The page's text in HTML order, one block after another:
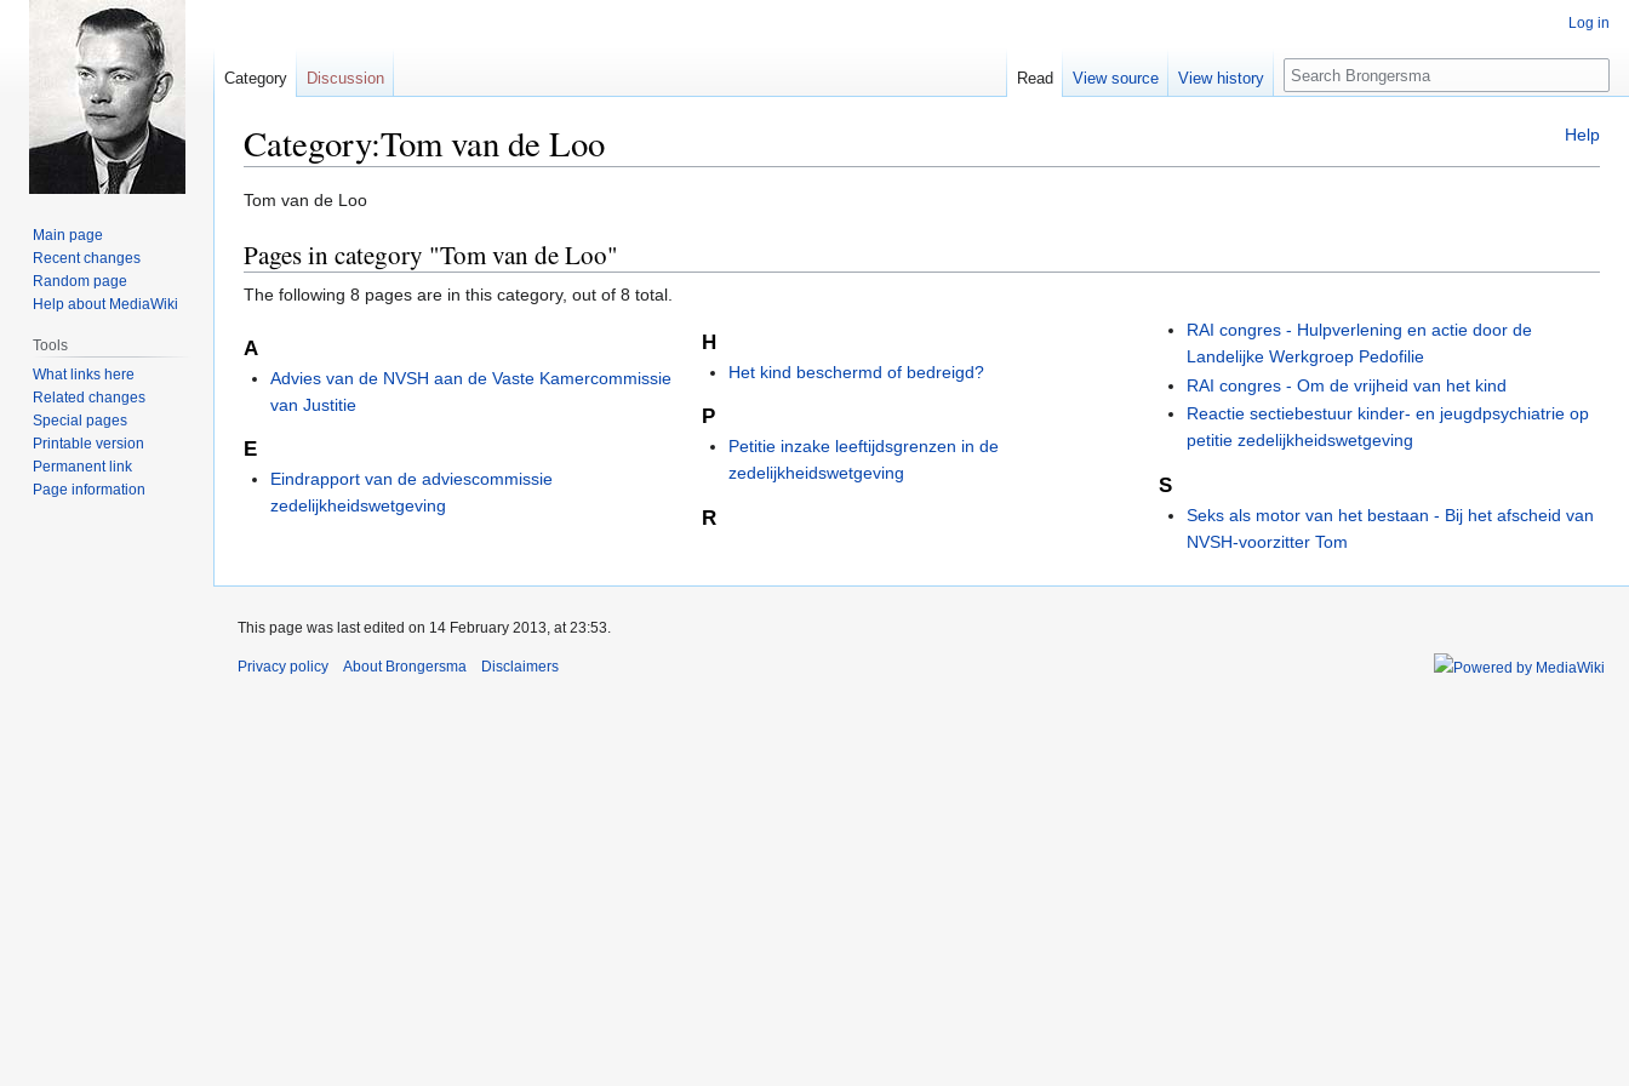
Help
Category:Tom van de Loo
Jump
navigation
Jump
search
Tom van de Loo
Pages in category "Tom van de Loo"
The following 8 pages are in this category, out of 8 total.
A
Advies van de NVSH aan de Vaste Kamercommissie
van Justitie
E
Eindrapport van de adviescommissie
zedelijkheidswetgeving
H
Het kind beschermd of bedreigd?
P
Petitie inzake leeftijdsgrenzen in de
zedelijkheidswetgeving
R
RAI congres - Hulpverlening en actie door de
Landelijke Werkgroep Pedofilie
RAI congres - Om de vrijheid van het kind
Reactie sectiebestuur kinder- en jeugdpsychiatrie op
petitie zedelijkheidswetgeving
S
Seks als motor van het bestaan - Bij het afscheid van
NVSH-voorzitter Tom
Log in
Category Discussion Read View source View history Search
Main page
Recent changes
Random page
Help about MediaWiki
Tools
What links here
Related changes
Special pages
Printable version
Permanent link
Page information
This page was last edited on 14 February 2013, at 23:53.
Privacy policy About Brongersma Disclaimers